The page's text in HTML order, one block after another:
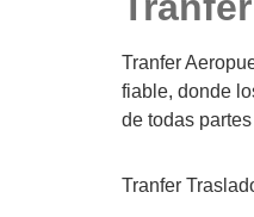
Tranfer
fiable, donde
de todas
Tranfer